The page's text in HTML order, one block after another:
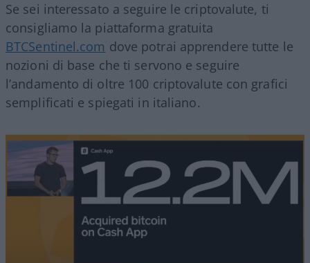
Se sei interessato a seguire le criptovalute, ti
consigliamo la piattaforma gratuita
BTCSentinel.com dove potrai apprendere tutte le
nozioni di base che ti servono e seguire
l’andamento di oltre 100 criptovalute con grafici
semplificati e spiegati in italiano.